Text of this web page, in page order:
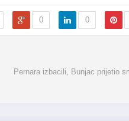
0 0